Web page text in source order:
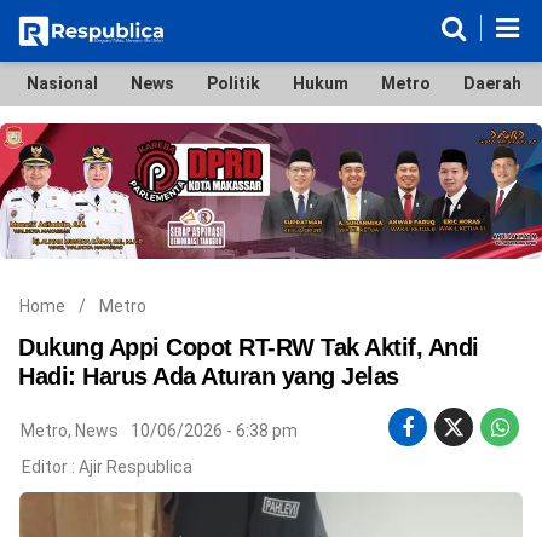
Nasional
News
Politik
Hukum
Metro
Daerah
Ekonomi & Bisnis
Lifestyle
Otomotif
Bola & Sport
Edukasi
Tokoh
Hiburan
©
Copyright
2026
Respublica
.
Nasional News Politik Hukum Metro Daerah
Home / Metro
Dukung Appi Copot RT-RW Tak Aktif, Andi
Hadi: Harus Ada Aturan yang Jelas
Metro, News
10/06/2026 - 6:38 pm
Editor : Ajir Respublica